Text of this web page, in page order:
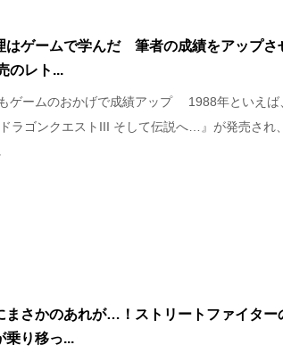
はゲームで学んだ 筆者の成績をアップさ
のレト...
ゲームのおかげで成績アップ 1988年といえば
ラゴンクエストIII そして伝説へ…』が発売され
まさかのあれが…！ストリートファイター
乗り移っ...